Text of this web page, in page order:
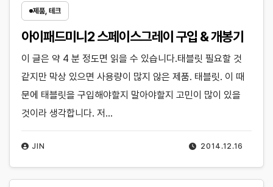
제품, 테크
아이패드미니2 스페이스그레이 구입 & 개봉기
2014.12.16
JIN
이 글은 약 4 분 정도면 읽을 수 있습니다.태블릿 필요할 것
같지만 막상 있으면 사용량이 많지 않은 제품. 태블릿. 이 때
문에 태블릿을 구입해야할지 말아야할지 고민이 많이 있을
것이라 생각합니다. 저…